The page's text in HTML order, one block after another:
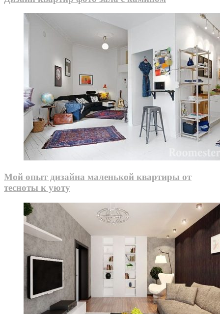
Мой опыт дизайна маленькой квартиры от
тесноты к уюту